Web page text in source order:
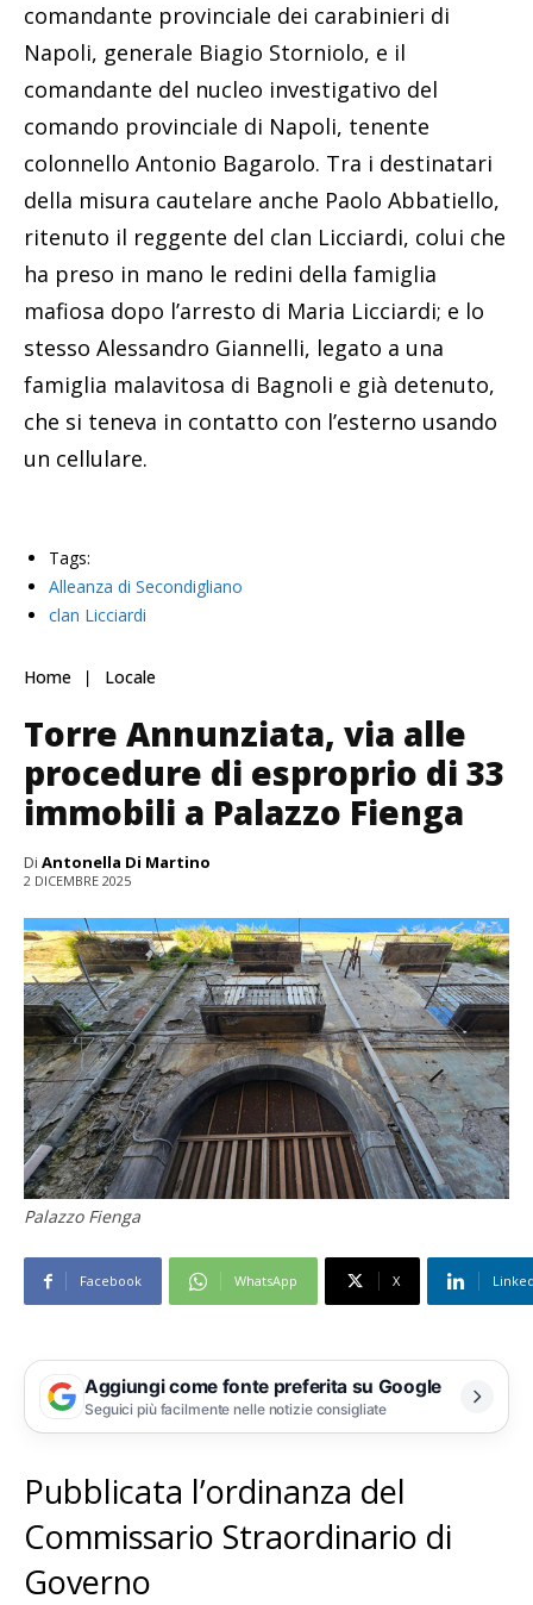
comandante provinciale dei carabinieri di
Napoli, generale Biagio Storniolo, e il
comandante del nucleo investigativo del
comando provinciale di Napoli, tenente
colonnello Antonio Bagarolo. Tra i destinatari
della misura cautelare anche Paolo Abbatiello,
ritenuto il reggente del clan Licciardi, colui che
ha preso in mano le redini della famiglia
mafiosa dopo l’arresto di Maria Licciardi; e lo
stesso Alessandro Giannelli, legato a una
famiglia malavitosa di Bagnoli e già detenuto,
che si teneva in contatto con l’esterno usando
un cellulare.
Tags:
Alleanza di Secondigliano
clan Licciardi
Home Locale
Torre Annunziata, via alle
procedure di esproprio di 33
immobili a Palazzo Fienga
Di Antonella Di Martino
2 DICEMBRE 2025
Palazzo Fienga
Facebook WhatsApp X
Aggiungi come fonte preferita su Google
Seguici più facilmente nelle notizie consigliate
Pubblicata l’ordinanza del
Commissario Straordinario di
Governo